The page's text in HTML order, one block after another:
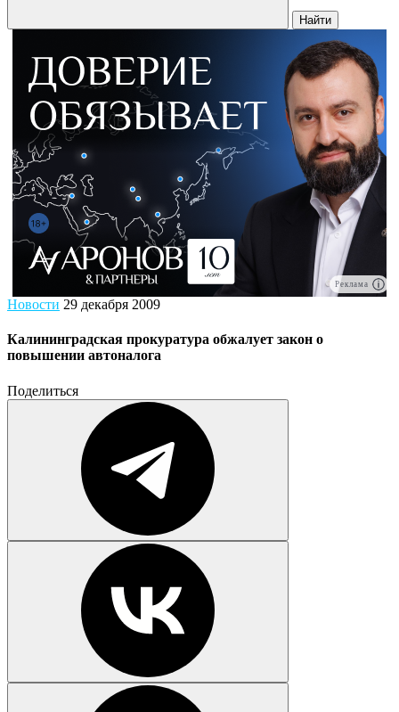
Найти
Реклама
Новости 29 декабря 2009
Калининградская прокуратура обжалует закон о
повышении автоналога
Поделиться